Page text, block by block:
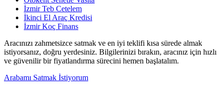
İzmir Teb Cetelem
İkinci El Araç Kredisi
İzmir Koç Finans
Aracınızı zahmetsizce satmak ve en iyi teklifi kısa sürede almak
istiyorsanız, doğru yerdesiniz. Bilgilerinizi bırakın, aracınız için hızlı
ve güvenilir bir fiyatlandırma sürecini hemen başlatalım.
Arabamı Satmak İstiyorum